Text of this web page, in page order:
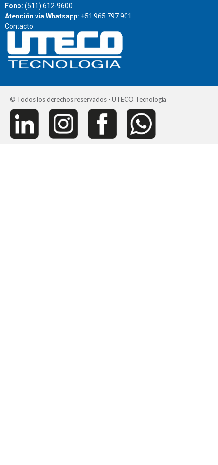
Fono: (511) 612-9600
Atención via Whatsapp: +51 965 797 901
Contacto
© Todos los derechos reservados - UTECO Tecnología